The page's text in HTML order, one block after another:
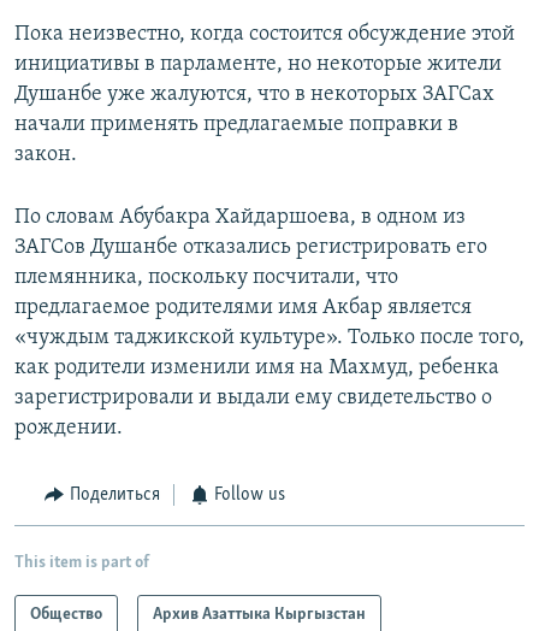
Пока неизвестно, когда состоится обсуждение этой
инициативы в парламенте, но некоторые жители
Душанбе уже жалуются, что в некоторых ЗАГСах
начали применять предлагаемые поправки в
закон.
По словам Абубакра Хайдаршоева, в одном из
ЗАГСов Душанбе отказались регистрировать его
племянника, поскольку посчитали, что
предлагаемое родителями имя Акбар является
«чуждым таджикской культуре». Только после того,
как родители изменили имя на Махмуд, ребенка
зарегистрировали и выдали ему свидетельство о
рождении.
Поделиться Follow us
This item is part of
Общество Архив Азаттыка Кыргызстан